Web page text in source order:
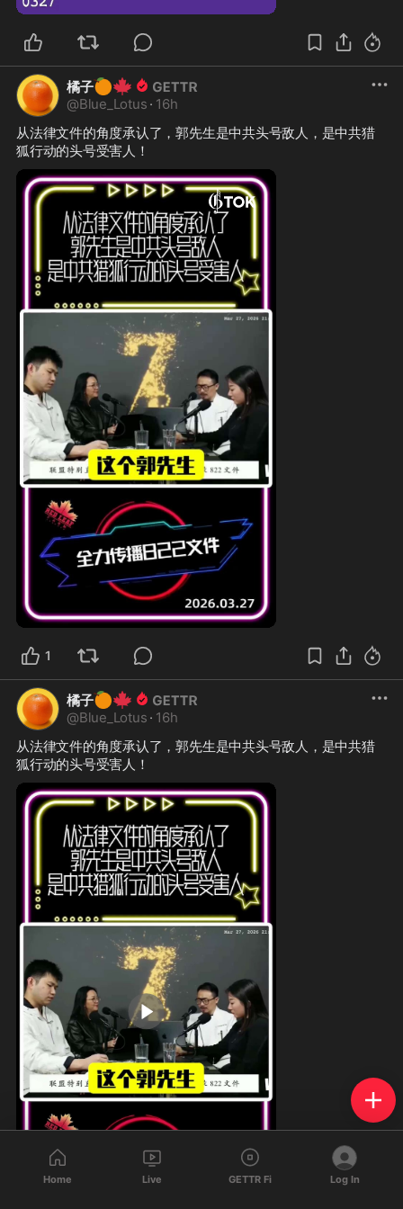
橘子🍊🍁
@Blue_Lotus · 16h
从法律文件的角度承认了，郭先生是中共头号敌人，是中共猎
狐行动的头号受害人！
1
橘子🍊🍁
@Blue_Lotus · 16h
从法律文件的角度承认了，郭先生是中共头号敌人，是中共猎
狐行动的头号受害人！
Home Live GETTR Fi Log In